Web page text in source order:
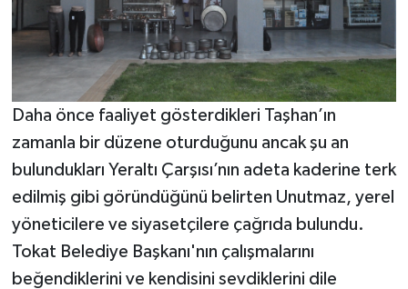
Daha önce faaliyet gösterdikleri Taşhan’ın
zamanla bir düzene oturduğunu ancak şu an
bulundukları Yeraltı Çarşısı’nın adeta kaderine terk
edilmiş gibi göründüğünü belirten Unutmaz, yerel
yöneticilere ve siyasetçilere çağrıda bulundu.
Tokat Belediye Başkanı'nın çalışmalarını
beğendiklerini ve kendisini sevdiklerini dile